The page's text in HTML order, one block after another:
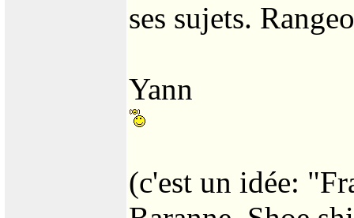
ses sujets.
Yann
(c'est un idée: